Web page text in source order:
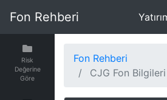
Fon Rehberi
Risk
Değerine
Göre
Fon Rehberi
CJG Fon